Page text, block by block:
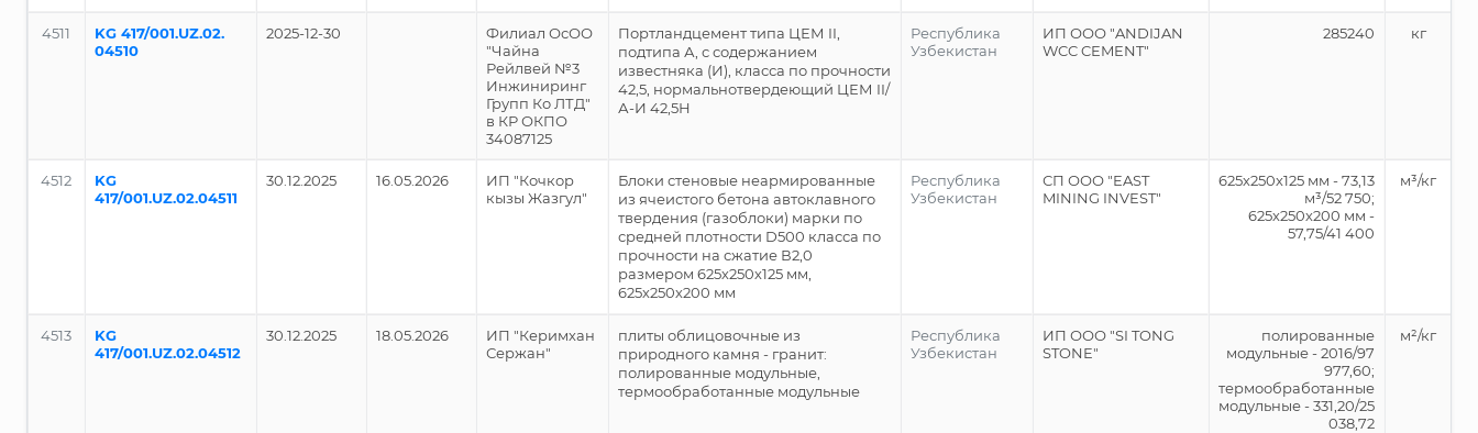
4511
KG 417/001.UZ.02.
04510
2025-12-30
Филиал ОсОО
"Чайна
Рейлвей №3
Инжиниринг
Групп Ко ЛТД"
в КР ОКПО
34087125
Портландцемент типа ЦЕМ II,
подтипа А, с содержанием
известняка (И), класса по прочности
42,5, нормальнотвердеющий ЦЕМ II/
А-И 42,5Н
Республика
Узбекистан
ИП ООО "ANDIJAN
WCC CEMENT"
285240 кг
4512
KG
417/001.UZ.02.04511
30.12.2025 16.05.2026
ИП "Кочкор
кызы Жазгул"
Блоки стеновые неармированные
из ячеистого бетона автоклавного
твердения (газоблоки) марки по
средней плотности D500 класса по
прочности на сжатие В2,0
размером 625х250х125 мм,
625х250х200 мм
Республика
Узбекистан
СП ООО "EAST
MINING INVEST"
625х250х125 мм - 73,13
м³/52 750;
625х250х200 мм -
57,75/41 400
м³/кг
4513
KG
417/001.UZ.02.04512
30.12.2025 18.05.2026
ИП "Керимхан
Сержан"
плиты облицовочные из
природного камня - гранит:
полированные модульные,
термообработанные модульные
Республика
Узбекистан
ИП ООО "SI TONG
STONE"
полированные
модульные - 2016/97
977,60;
термообработанные
модульные - 331,20/25
038,72
м²/кг